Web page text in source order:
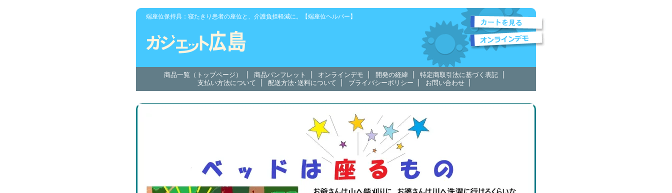
端座位保持具：寝たきり患者の座位と、介護負担軽減に。【端座位ヘルパー】
商品一覧（トップページ） 商品パンフレット オンラインデモ 開発の経緯
特定商取引法に基づく表記
支払い方法について
配送方法･送料について プライバシーポリシー お問い合わせ